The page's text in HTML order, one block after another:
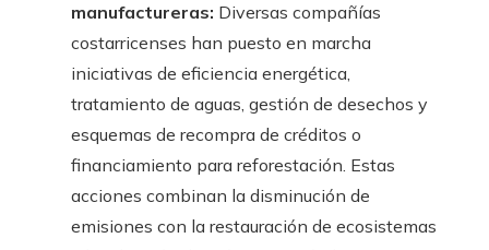
manufactureras: Diversas compañías
costarricenses han puesto en marcha
iniciativas de eficiencia energética,
tratamiento de aguas, gestión de desechos y
esquemas de recompra de créditos o
financiamiento para reforestación. Estas
acciones combinan la disminución de
emisiones con la restauración de ecosistemas